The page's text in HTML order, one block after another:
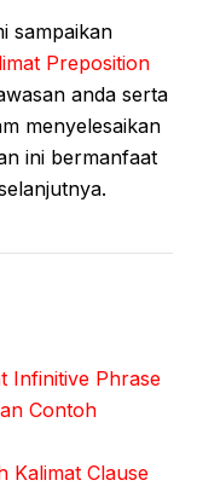
sampaikan
Preposition
anda serta
menyelesaikan
ini bermanfaat
Infinitive Phrase
Contoh
Kalimat Clause